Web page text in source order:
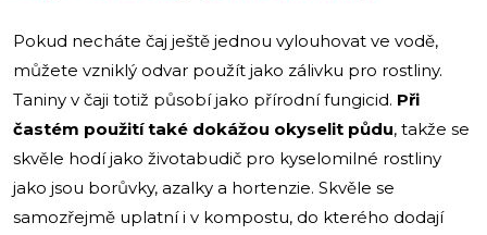
Pokud necháte čaj ještě jednou vylouhovat ve vodě,
můžete vzniklý odvar použít jako zálivku pro rostliny.
Taniny v čaji totiž působí jako přírodní fungicid. Při
častém použití také dokážou okyselit půdu, takže se
skvěle hodí jako životabudič pro kyselomilné rostliny
jako jsou borůvky, azalky a hortenzie. Skvěle se
samozřejmě uplatní i v kompostu, do kterého dodají